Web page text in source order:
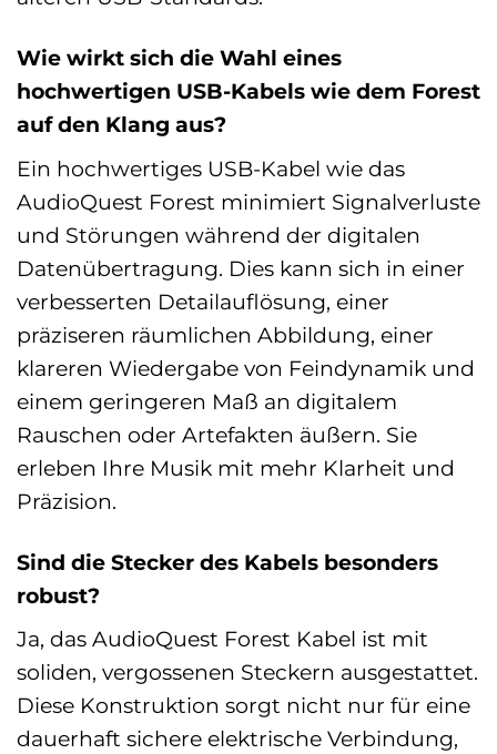
Wie wirkt sich die Wahl eines
hochwertigen USB-Kabels wie dem Forest
auf den Klang aus?
Ein hochwertiges USB-Kabel wie das
AudioQuest Forest minimiert Signalverluste
und Störungen während der digitalen
Datenübertragung. Dies kann sich in einer
verbesserten Detailauflösung, einer
präziseren räumlichen Abbildung, einer
klareren Wiedergabe von Feindynamik und
einem geringeren Maß an digitalem
Rauschen oder Artefakten äußern. Sie
erleben Ihre Musik mit mehr Klarheit und
Präzision.
Sind die Stecker des Kabels besonders
robust?
Ja, das AudioQuest Forest Kabel ist mit
soliden, vergossenen Steckern ausgestattet.
Diese Konstruktion sorgt nicht nur für eine
dauerhaft sichere elektrische Verbindung,